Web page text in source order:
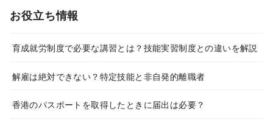
お役立ち情報
育成就労制度で必要な講習とは？技能実習制度との違いを解説
解雇は絶対できない？特定技能と非自発的離職者
香港のパスポートを取得したときに届出は必要？